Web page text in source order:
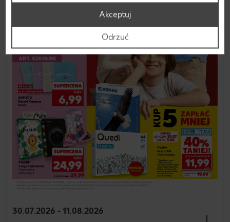
30.07.2026 - 11.08.2026
Odrzuć
Akceptuj